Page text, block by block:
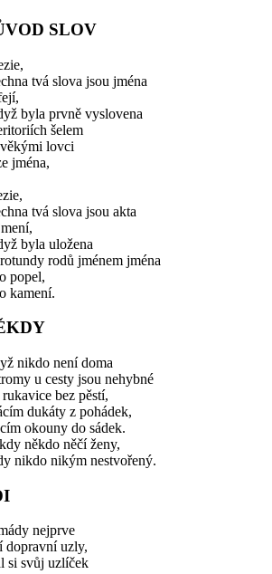
SLOV
tvá slova jsou jména
byla prvně vyslovena
šelem
lovci
jména,
tvá slova jsou akta
byla uložena
rodů jménem jména
popel,
kamení.
nikdo není doma
u cesty jsou nehybné
bez pěstí,
dukáty z pohádek,
okouny do sádek.
někdo něčí ženy,
nikdo nikým nestvořený.
nejprve
dopravní uzly,
si svůj uzlíček